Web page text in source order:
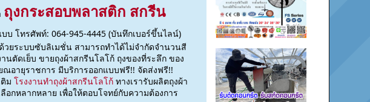
ถุงกระสอบพลาสติก สกรีน
บ โทรศัพท์: 064-945-4445 (บันทึกเบอร์ขึ้นไลน์)
ยระบบซับลิเมชั่น สามารถทำได้ไม่จำกัดจำนวนสี
ดเย็บ ขายถุงผ้าสกรีนโลโก้ ถุงของที่ระลึก ของ
อายุราชการ มีบริการออกแบบฟรี!! จัดส่งฟรี!!
ม โรงงานทำถุงผ้าสกรีนโลโก้ทางเรารับผลิตถุงผ้า
กหลากหลาย เพื่อให้ตอบโจทย์กับความต้องการ